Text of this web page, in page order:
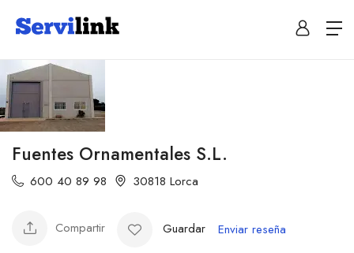
Fuentes Ornamentales S.L.
600 40 89 98 30818 Lorca
Compartir Guardar Enviar reseña